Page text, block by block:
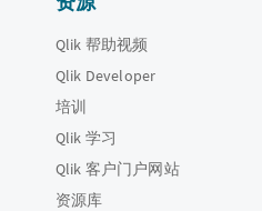
Qlik 帮助视频
Qlik Developer
培训
Qlik 学习
Qlik 客户门户网站
资源库